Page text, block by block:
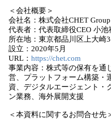
＜会社概要＞
会社名：株式会社CHET Group
代表者：代表取締役CEO 小池
所在地：東京都品川区上大崎
設立：2020年5月
URL： https://chet.com
事業内容：株式等の保有を通
営、プラットフォーム構築・
資、デジタルエージェント・
ン業務、海外展開支援
＜本資料に関するお問合せ先